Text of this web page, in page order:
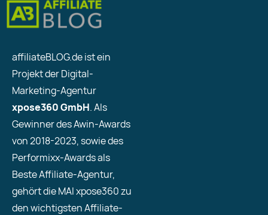
affiliateBLOG.de ist ein
Projekt der Digital-
Marketing-Agentur
xpose360 GmbH. Als
Gewinner des Awin-Awards
von 2018-2023, sowie des
Performixx-Awards als
Beste Affiliate-Agentur,
gehört die MAI xpose360 zu
den wichtigsten Affiliate-